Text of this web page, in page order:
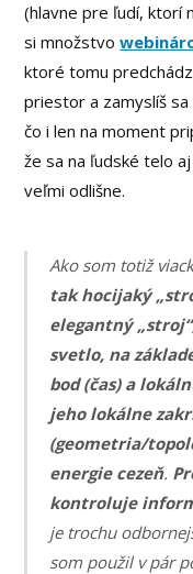
(hlavne pre ľudí, ktorí
si množstvo
ktoré tomu
priestor a zamyslíš
čo i len na moment
že sa na ľudské telo
veľmi odlišne.
Ako som totiž
tak hocijaký
elegantný
svetlo, na
bod (čas) a
jeho lokálne
(geometria/
energie cezeň.
kontroluje
je trochu
som použil v pár